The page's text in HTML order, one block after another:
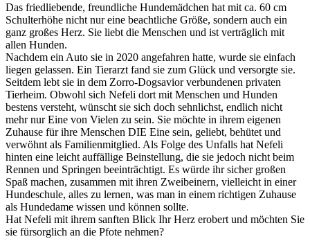
Das friedliebende, freundliche Hundemädchen hat mit ca. 60 cm
Schulterhöhe nicht nur eine beachtliche Größe, sondern auch ein
ganz großes Herz. Sie liebt die Menschen und ist verträglich mit
allen Hunden.
Nachdem ein Auto sie in 2020 angefahren hatte, wurde sie einfach
liegen gelassen. Ein Tierarzt fand sie zum Glück und versorgte sie.
Seitdem lebt sie in dem Zorro-Dogsavior verbundenen privaten
Tierheim. Obwohl sich Nefeli dort mit Menschen und Hunden
bestens versteht, wünscht sie sich doch sehnlichst, endlich nicht
mehr nur Eine von Vielen zu sein. Sie möchte in ihrem eigenen
Zuhause für ihre Menschen DIE Eine sein, geliebt, behütet und
verwöhnt als Familienmitglied. Als Folge des Unfalls hat Nefeli
hinten eine leicht auffällige Beinstellung, die sie jedoch nicht beim
Rennen und Springen beeinträchtigt. Es würde ihr sicher großen
Spaß machen, zusammen mit ihren Zweibeinern, vielleicht in einer
Hundeschule, alles zu lernen, was man in einem richtigen Zuhause
als Hundedame wissen und können sollte.
Hat Nefeli mit ihrem sanften Blick Ihr Herz erobert und möchten Sie
sie fürsorglich an die Pfote nehmen?